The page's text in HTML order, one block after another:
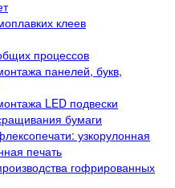
клеев
процессов
панелей, букв,
LED подвески
бумаги
узкорулонная
печать
гофрированных